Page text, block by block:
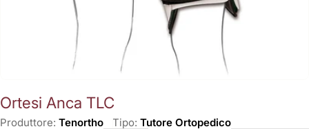
Ortesi Anca TLC
Produttore: Tenortho Tipo: Tutore Ortopedico